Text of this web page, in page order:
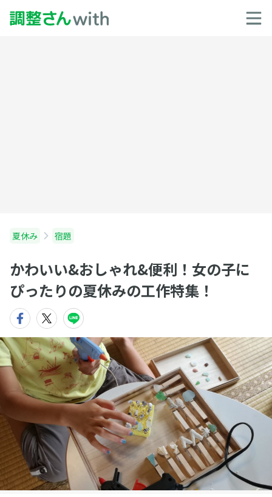
夏休み 宿題
かわいい&おしゃれ&便利！女の子に
ぴったりの夏休みの工作特集！